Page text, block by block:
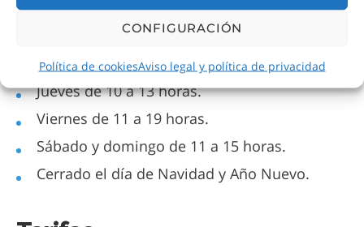
CONFIGURACIÓN
Política de cookiesAviso legal y política de privacidad
Jueves de 10 a 13 horas.
Viernes de 11 a 19 horas.
Sábado y domingo de 11 a 15 horas.
Cerrado el día de Navidad y Año Nuevo.